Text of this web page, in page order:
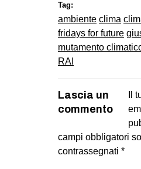
DIRITTO
Tag:
ambiente clima
fridays for future
mutamento
RAI
Lascia un
commento
Il
campi obbligatori
contrassegnati *